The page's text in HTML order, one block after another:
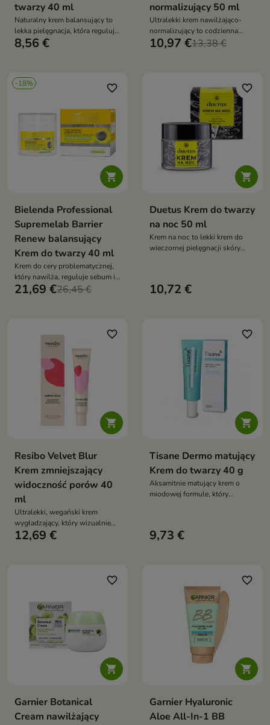
twarzy 40 ml
Naturalny krem balansujący to
lekka pielęgnacja, która reguluje
sebum, ogranicza błyszczenie i
8,56 €
normalizujący 50 ml
Ultralekki krem nawilżająco-
normalizujący to codzienna
pielęgnacja dla skóry
10,97 €13,38 €
-18%

favorite_border
Bielenda Professional
Supremelab Barrier
Renew balansujący
Krem do twarzy 40 ml
Krem do cery problematycznej,
który nawilża, reguluje sebum i
wygładza skórę, zapewniając
21,69 €26,45 €

favorite_border
Duetus Krem do twarzy
na noc 50 ml
Krem na noc to lekki krem do
wieczornej pielęgnacji skóry
skóry podczas snu oraz pomaga
10,72 €

favorite_border
Resibo Velvet Blur
Krem zmniejszający
widoczność porów 40
ml
Ultralekki, wegański krem
wygładzający, który wizualnie
zmniejsza pory, reguluje sebum i
12,69 €

favorite_border
Tisane Dermo matujący
Krem do twarzy 40 g
Aksamitnie matujący krem o
miodowej formule, który
od pierwszej aplikacji
9,73 €

favorite_border
Garnier Botanical
Cream nawilżający

favorite_border
Garnier Hyaluronic
Aloe All-In-1 BB